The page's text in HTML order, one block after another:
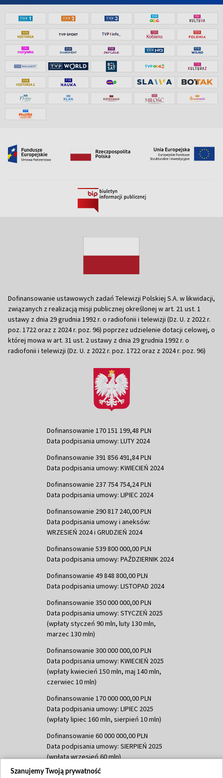
Dofinansowanie ustawowych zadań Telewizji Polskiej S.A. w likwidacji,
związanych z realizacją misji publicznej określonej w art. 21 ust. 1
ustawy z dnia 29 grudnia 1992 r. o radiofonii i telewizji (Dz. U. z 2022 r.
poz. 1722 oraz z 2024 r. poz. 96) poprzez udzielenie dotacji celowej, o
której mowa w art. 31 ust. 2 ustawy z dnia 29 grudnia 1992 r. o
radiofonii i telewizji (Dz. U. z 2022 r. poz. 1722 oraz z 2024 r. poz. 96)
Dofinansowanie 170 151 199,48 PLN
Data podpisania umowy: LUTY 2024
Dofinansowanie 391 856 491,84 PLN
Data podpisania umowy: KWIECIEŃ 2024
Dofinansowanie 237 754 754,24 PLN
Data podpisania umowy: LIPIEC 2024
Dofinansowanie 290 817 240,00 PLN
Data podpisania umowy i aneksów:
WRZESIEŃ 2024 i GRUDZIEŃ 2024
Dofinansowanie 539 800 000,00 PLN
Data podpisania umowy: PAŹDZIERNIK 2024
Dofinansowanie 49 848 800,00 PLN
Data podpisania umowy: LISTOPAD 2024
Dofinansowanie 350 000 000,00 PLN
Data podpisania umowy: STYCZEŃ 2025
(wpłaty styczeń 90 mln, luty 130 mln,
marzec 130 mln)
Dofinansowanie 300 000 000,00 PLN
Data podpisania umowy: KWIECIEŃ 2025
(wpłaty kwiecień 150 mln, maj 140 mln,
czerwiec 10 mln)
Dofinansowanie 170 000 000,00 PLN
Data podpisania umowy: LIPIEC 2025
(wpłaty lipiec 160 mln, sierpień 10 mln)
Dofinansowanie 60 000 000,00 PLN
Data podpisania umowy: SIERPIEŃ 2025
(wpłata wrzesień 60 mln)
Dofinansowanie 635 783 051,21 PLN
Szanujemy Twoją prywatność